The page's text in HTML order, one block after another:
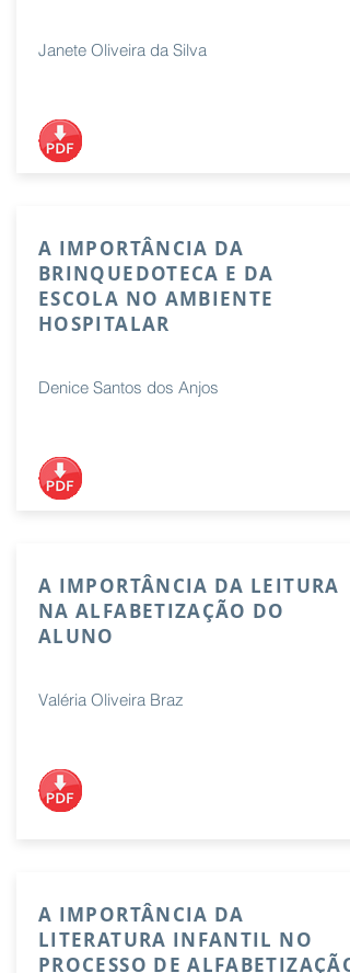
Janete Oliveira da Silva
A IMPORTÂNCIA DA
BRINQUEDOTECA E DA
ESCOLA NO AMBIENTE
HOSPITALAR
Denice Santos dos Anjos
A IMPORTÂNCIA DA LEITURA
NA ALFABETIZAÇÃO DO
ALUNO
Valéria Oliveira Braz
A IMPORTÂNCIA DA
LITERATURA INFANTIL NO
PROCESSO DE ALFABETIZAÇÃO